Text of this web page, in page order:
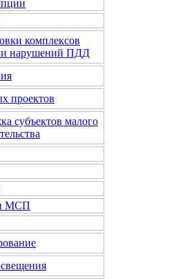
комплексов
нарушений ПДД
проектов
субъектов малого
МСП